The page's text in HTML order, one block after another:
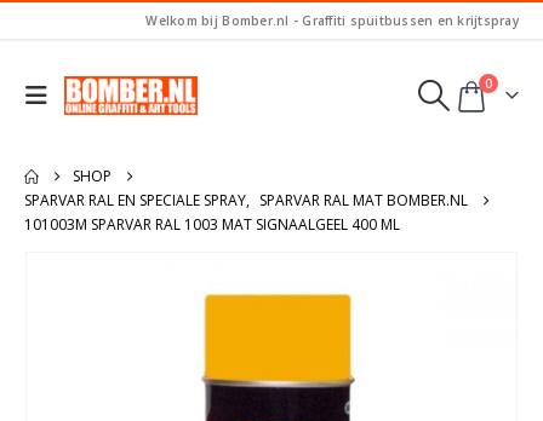
Welkom bij Bomber.nl - Graffiti spuitbussen en krijtspray
0
SHOP
SPARVAR RAL EN SPECIALE SPRAY, SPARVAR RAL MAT BOMBER.NL
101003M SPARVAR RAL 1003 MAT SIGNAALGEEL 400 ML